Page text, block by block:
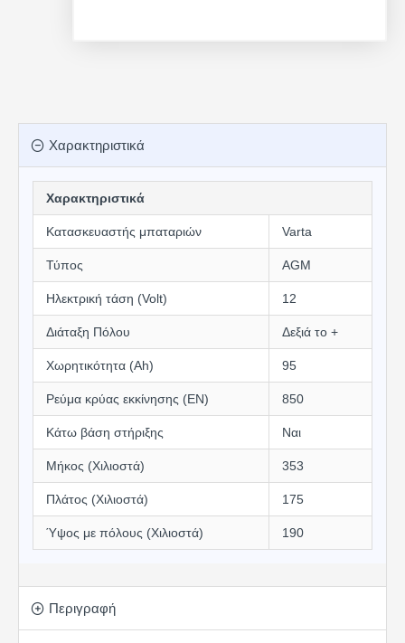
Χαρακτηριστικά
Χαρακτηριστικά
Κατασκευαστής μπαταριών Varta
Τύπος AGM
Ηλεκτρική τάση (Volt) 12
Διάταξη Πόλου Δεξιά το +
Χωρητικότητα (Αh) 95
Ρεύμα κρύας εκκίνησης (EN) 850
Κάτω βάση στήριξης Ναι
Μήκος (Χιλιοστά) 353
Πλάτος (Χιλιοστά) 175
Ύψος με πόλους (Χιλιοστά) 190
Περιγραφή